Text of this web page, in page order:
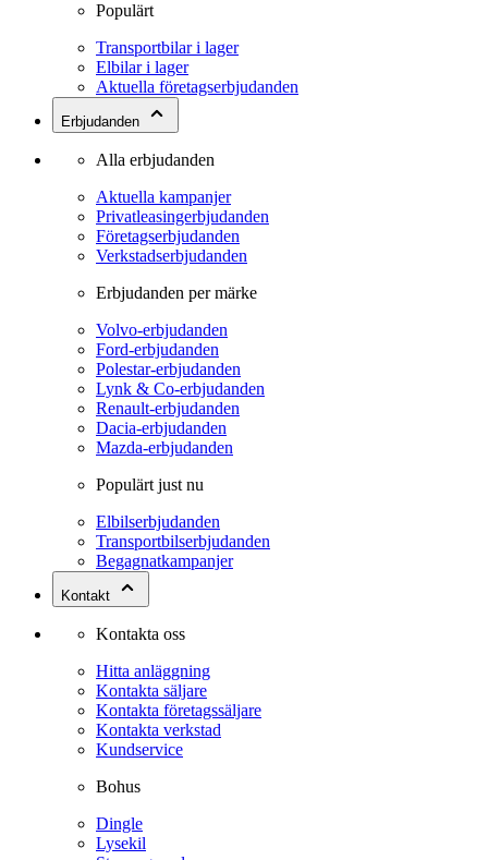
Populärt
Transportbilar i lager
Elbilar i lager
Aktuella företagserbjudanden
Erbjudanden
Alla erbjudanden
Aktuella kampanjer
Privatleasingerbjudanden
Företagserbjudanden
Verkstadserbjudanden
Erbjudanden per märke
Volvo-erbjudanden
Ford-erbjudanden
Polestar-erbjudanden
Lynk & Co-erbjudanden
Renault-erbjudanden
Dacia-erbjudanden
Mazda-erbjudanden
Populärt just nu
Elbilserbjudanden
Transportbilserbjudanden
Begagnatkampanjer
Kontakt
Kontakta oss
Hitta anläggning
Kontakta säljare
Kontakta företagssäljare
Kontakta verkstad
Kundservice
Bohus
Dingle
Lysekil